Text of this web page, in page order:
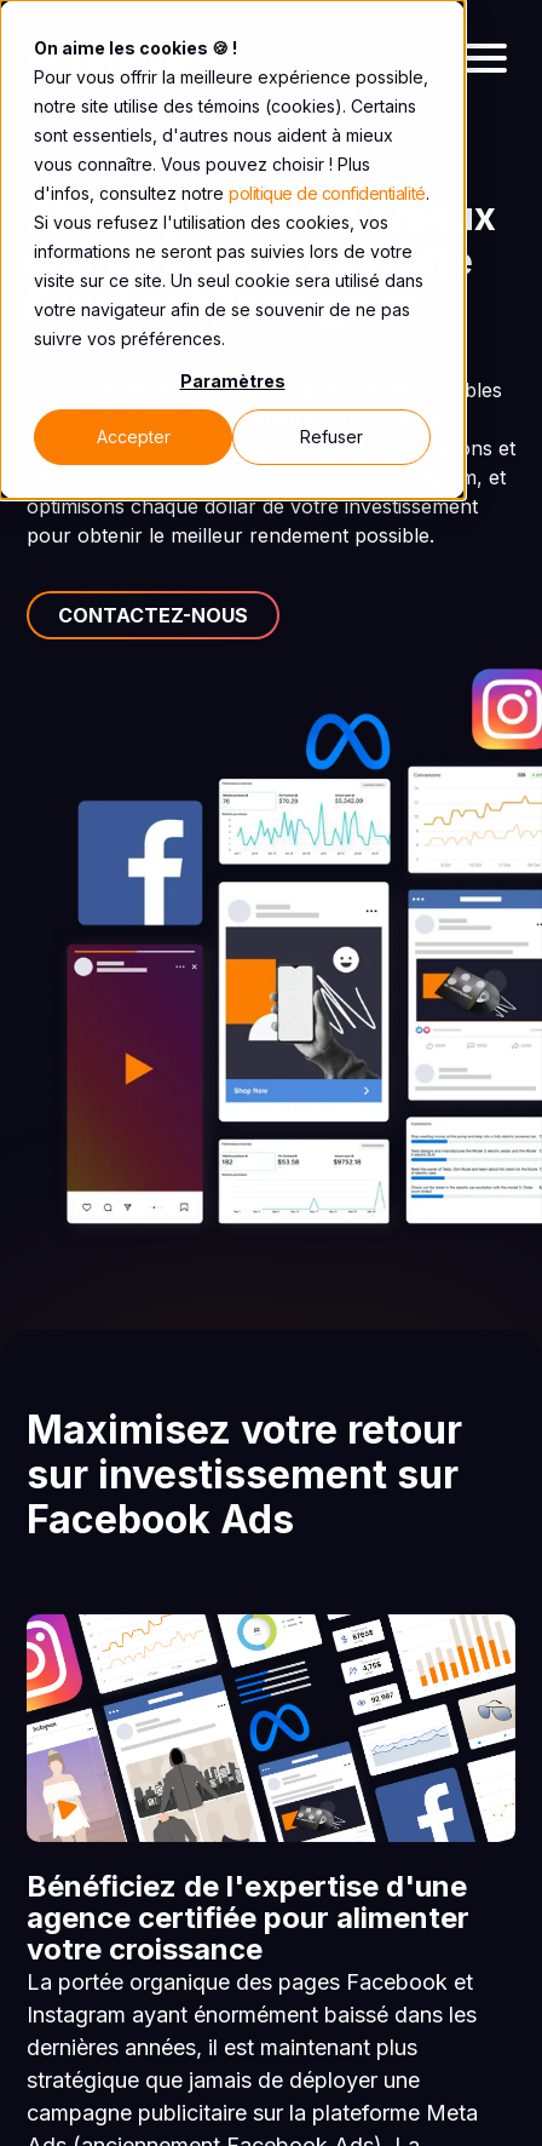
On aime les cookies 🍪 !
Pour vous offrir la meilleure expérience possible,
notre site utilise des témoins (cookies). Certains
sont essentiels, d'autres nous aident à mieux
vous connaître. Vous pouvez choisir ! Plus
d'infos, consultez notre politique de confidentialité.
Si vous refusez l'utilisation des cookies, vos
informations ne seront pas suivies lors de votre
visite sur ce site. Un seul cookie sera utilisé dans
votre navigateur afin de se souvenir de ne pas
suivre vos préférences.
Paramètres
Accepter Refuser
AGENCE FACEBOOK ADS À MONTRÉAL
Attirez plus de nouveaux
clients avec la publicité
Facebook/Instagram
Nous créons des campagnes publicitaires rentables
sur Facebook Ads (qui comprennent le large
éventail de plateformes de Meta). Nous optimisons et
gérons vos publicités sur Facebook et Instagram, et
optimisons chaque dollar de votre investissement
pour obtenir le meilleur rendement possible.
CONTACTEZ-NOUS
Maximisez votre retour
sur investissement sur
Facebook Ads
Bénéficiez de l'expertise d'une
agence certifiée pour alimenter
votre croissance
La portée organique des pages Facebook et
Instagram ayant énormément baissé dans les
dernières années, il est maintenant plus
stratégique que jamais de déployer une
campagne publicitaire sur la plateforme Meta